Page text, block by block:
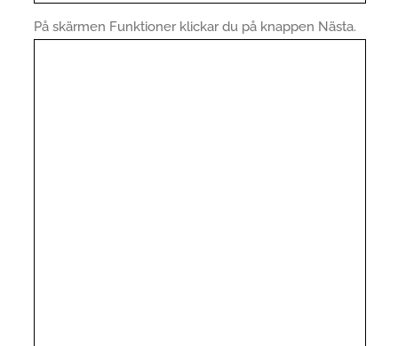
På skärmen Funktioner klickar du på knappen Nästa.